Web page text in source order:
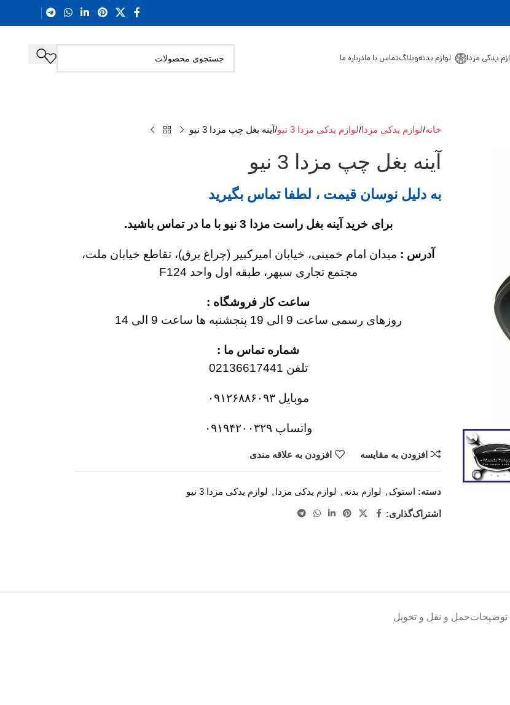
یدکی مزدا لوازم بدنهوبلاگتماس با مادرباره ما
خانه لوازم یدکی مزدا لوازم یدکی مزدا 3 نیو آینه بغل چپ مزدا 3 نیو
آینه بغل چپ مزدا 3 نیو
به دلیل نوسان قیمت ، لطفا تماس بگیرید
برای خرید آینه بغل راست مزدا 3 نیو با ما در تماس باشید.
آدرس : میدان امام خمینی، خیابان امیرکبیر (چراغ برق)، تقاطع خیابان ملت،
مجتمع تجاری سپهر، طبقه اول واحد F124
ساعت کار فروشگاه :
روزهای رسمی ساعت 9 الی 19 پنجشنبه ها ساعت 9 الی 14
شماره تماس ما :
تلفن 02136617441
موبایل ۰۹۱۲۶۸۸۶۰۹۳
واتساپ ۰۹۱۹۴۲۰۰۳۲۹
افزودن به مقایسه افزودن به علاقه مندی
دسته: استوک , لوازم بدنه , لوازم یدکی مزدا , لوازم یدکی مزدا 3 نیو
اشتراک‌گذاری:
توضیحاتحمل و نقل و تحویل